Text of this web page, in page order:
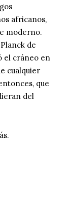
africanos,
moderno.
de
el cráneo en
cualquier
que
del